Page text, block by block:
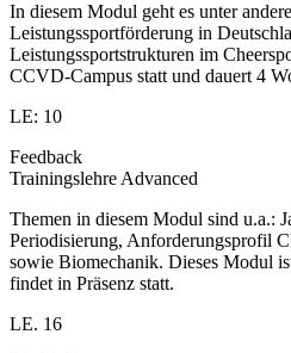
In diesem Modul geht es unter
Leistungssportförderung in
Leistungssportstrukturen im
CCVD-Campus statt und dauert 4
LE: 10
Feedback
Trainingslehre Advanced
Themen in diesem Modul sind u.a.:
Periodisierung, Anforderungsprofil
sowie Biomechanik. Dieses Modul
findet in Präsenz statt.
LE. 16